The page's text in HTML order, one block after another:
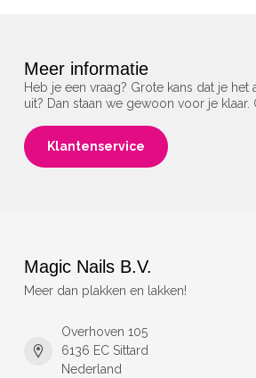
Meer informatie
Heb je een vraag? Grote kans dat je
uit? Dan staan we gewoon voor je
Klantenservice
Magic Nails B.V.
Meer dan plakken en lakken!
Overhoven 105
6136 EC Sittard
Nederland